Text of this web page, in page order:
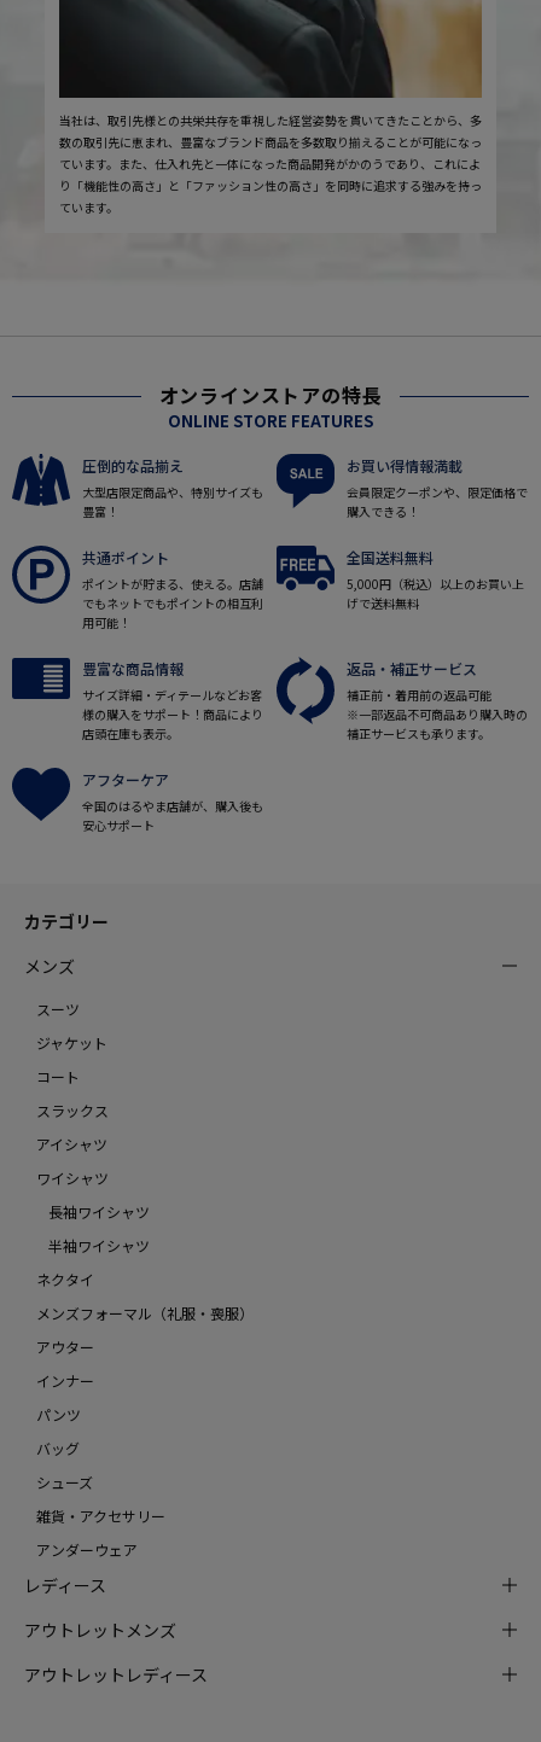
当社は、取引先様との共栄共存を重視した経営姿勢を貫いてきたことから、多
数の取引先に恵まれ、豊富なブランド商品を多数取り揃えることが可能になっ
ています。また、仕入れ先と一体になった商品開発がかのうであり、これによ
り「機能性の高さ」と「ファッション性の高さ」を同時に追求する強みを持っ
ています。
オンラインストアの特長
ONLINE STORE FEATURES
圧倒的な品揃え
大型店限定商品や、特別サイズも
豊富！
お買い得情報満載
会員限定クーポンや、限定価格で
購入できる！
共通ポイント
ポイントが貯まる、使える。店舗
でもネットでもポイントの相互利
用可能！
全国送料無料
5,000円（税込）以上のお買い上
げで送料無料
豊富な商品情報
サイズ詳細・ディテールなどお客
様の購入をサポート！商品により
店頭在庫も表示。
返品・補正サービス
補正前・着用前の返品可能
※一部返品不可商品あり購入時の
補正サービスも承ります。
アフターケア
全国のはるやま店舗が、購入後も
安心サポート
カテゴリー
メンズ
スーツ
ジャケット
コート
スラックス
アイシャツ
ワイシャツ
長袖ワイシャツ
半袖ワイシャツ
ネクタイ
メンズフォーマル（礼服・喪服）
アウター
インナー
パンツ
バッグ
シューズ
雑貨・アクセサリー
アンダーウェア
レディース
アウトレットメンズ
アウトレットレディース